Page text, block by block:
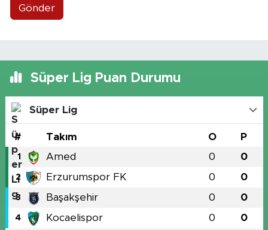
Gönder
Süper Lig Puan Durumu
Süper Lig
# Takım O P
1 Amed 0 0
2 Erzurumspor FK 0 0
3 Başakşehir 0 0
4 Kocaelispor 0 0